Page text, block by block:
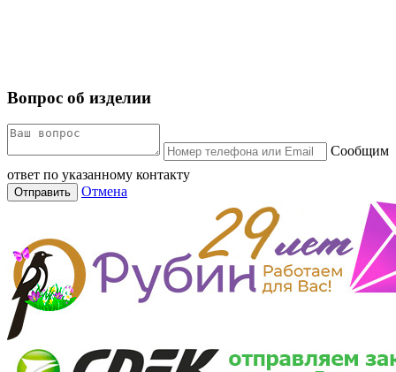
Вопрос об изделии
Сообщим
ответ по указанному контакту
Отправить Отмена